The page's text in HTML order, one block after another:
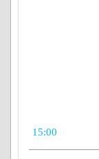
15:00